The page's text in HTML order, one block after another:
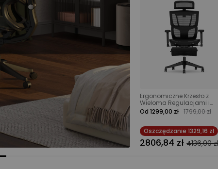
Ergonomiczne Krzesło z
Wieloma Regulacjami i
Dzielonym Podparciem
Lędźwiowym
Od 1299,00 zł 1799,00 zł
Oszczędzanie 1329,16 zł
2806,84 zł 4136,00